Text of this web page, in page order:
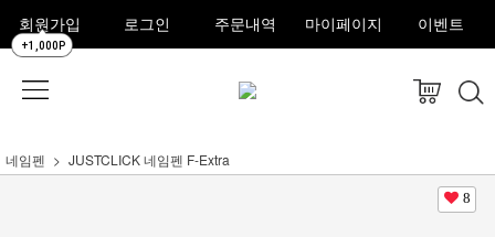
회원가입
+1,000P
로그인 주문내역 마이페이지 이벤트
네임펜 JUSTCLICK 네임펜 F-Extra
8